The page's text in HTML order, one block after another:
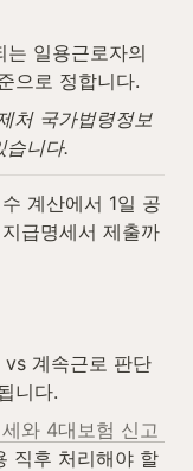
일용근로자의
으로 정합니다.
처 국가법령정보
습니다.
계산에서 1일 공
급명세서 제출까
계속근로 판단
니다.
와 4대보험 신고
직후 처리해야 할